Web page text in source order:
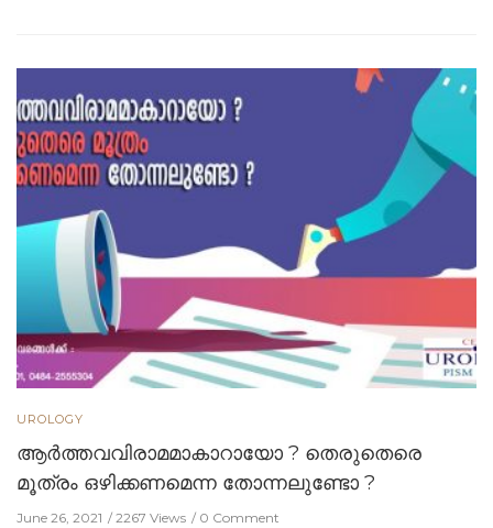
UROLOGY
ആര്‍ത്തവവിരാമമാകാറായോ ? തെരുതെരെ
മൂത്രം ഒഴിക്കണമെന്ന തോന്നലുണ്ടോ ?
June 26, 2021 2267 Views 0 Comment